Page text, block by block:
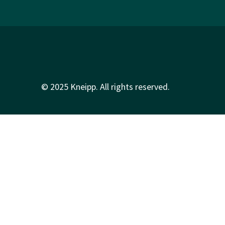
© 2025 Kneipp. All rights reserved.